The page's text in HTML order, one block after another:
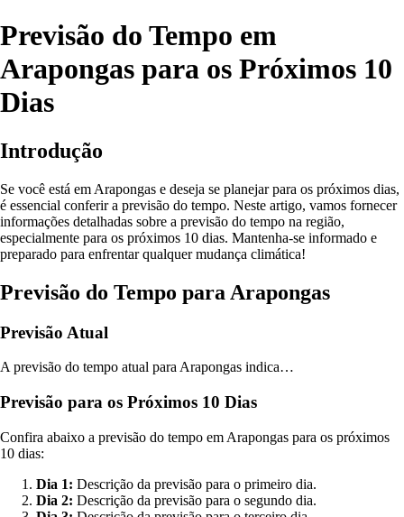
Previsão do Tempo em
Arapongas para os Próximos 10
Dias
Introdução
Se você está em Arapongas e deseja se planejar para os próximos dias,
é essencial conferir a previsão do tempo. Neste artigo, vamos fornecer
informações detalhadas sobre a previsão do tempo na região,
especialmente para os próximos 10 dias. Mantenha-se informado e
preparado para enfrentar qualquer mudança climática!
Previsão do Tempo para Arapongas
Previsão Atual
A previsão do tempo atual para Arapongas indica…
Previsão para os Próximos 10 Dias
Confira abaixo a previsão do tempo em Arapongas para os próximos
10 dias:
Dia 1: Descrição da previsão para o primeiro dia.
Dia 2: Descrição da previsão para o segundo dia.